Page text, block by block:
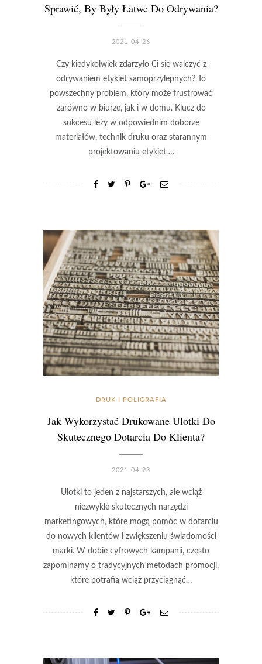
Sprawić, By Były Łatwe Do Odrywania?
2021-04-26
Czy kiedykolwiek zdarzyło Ci się walczyć z
odrywaniem etykiet samoprzylepnych? To
powszechny problem, który może frustrować
zarówno w biurze, jak i w domu. Klucz do
sukcesu leży w odpowiednim doborze
materiałów, technik druku oraz starannym
projektowaniu etykiet….
DRUK I POLIGRAFIA
Jak Wykorzystać Drukowane Ulotki Do
Skutecznego Dotarcia Do Klienta?
2021-04-23
Ulotki to jeden z najstarszych, ale wciąż
niezwykle skutecznych narzędzi
marketingowych, które mogą pomóc w dotarciu
do nowych klientów i zwiększeniu świadomości
marki. W dobie cyfrowych kampanii, często
zapominamy o tradycyjnych metodach promocji,
które potrafią wciąż przyciągnąć…